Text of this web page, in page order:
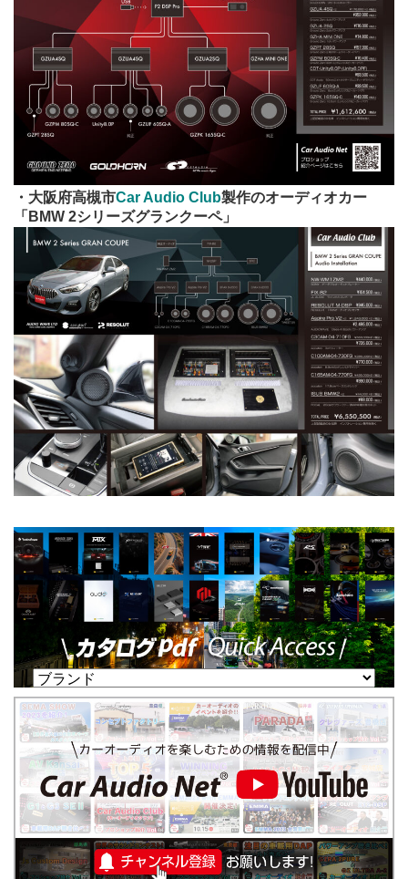
・大阪府高槻市Car Audio Club製作のオーディオカー
「 BMW 2シリーズグランクーペ」